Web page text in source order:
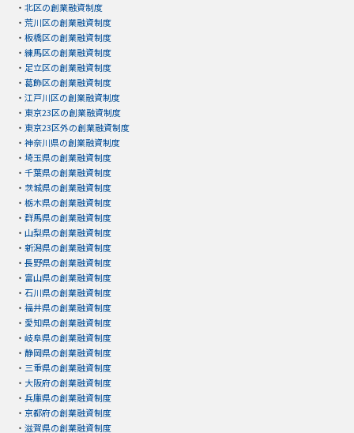
・ 北区の創業融資制度
・ 荒川区の創業融資制度
・ 板橋区の創業融資制度
・ 練馬区の創業融資制度
・ 足立区の創業融資制度
・ 葛飾区の創業融資制度
・ 江戸川区の創業融資制度
・ 東京23区の創業融資制度
・ 東京23区外の創業融資制度
・ 神奈川県の創業融資制度
・ 埼玉県の創業融資制度
・ 千葉県の創業融資制度
・ 茨城県の創業融資制度
・ 栃木県の創業融資制度
・ 群馬県の創業融資制度
・ 山梨県の創業融資制度
・ 新潟県の創業融資制度
・ 長野県の創業融資制度
・ 富山県の創業融資制度
・ 石川県の創業融資制度
・ 福井県の創業融資制度
・ 愛知県の創業融資制度
・ 岐阜県の創業融資制度
・ 静岡県の創業融資制度
・ 三重県の創業融資制度
・ 大阪府の創業融資制度
・ 兵庫県の創業融資制度
・ 京都府の創業融資制度
・ 滋賀県の創業融資制度